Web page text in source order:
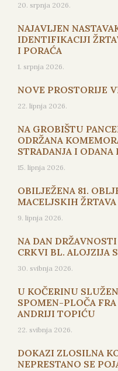
20. srpnja 2026.
NAJAVLJEN
IDENTIFIKACIJI
I PORAĆA
1. srpnja 2026.
NOVE PROSTORIJE
22. lipnja 2026.
NA GROBIŠTU
ODRŽANA
STRADANJA I
15. lipnja 2026.
OBILJEŽENA 81.
MACELJSKIH ŽRTAVA
9. lipnja 2026.
NA DAN
CRKVI BL. ALOJZIJA
30. svibnja 2026.
U KOČERINU
SPOMEN-PLOČA
ANDRIJI TOPIĆU
22. svibnja 2026.
DOKAZI ZLOSILNA
NEPRESTANO SE